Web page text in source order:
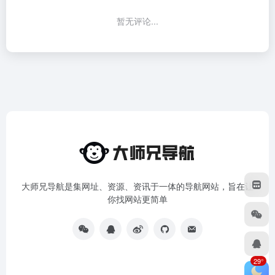
暂无评论...
大师兄导航是集网址、资源、资讯于一体的导航网站，旨在让
你找网站更简单
29°